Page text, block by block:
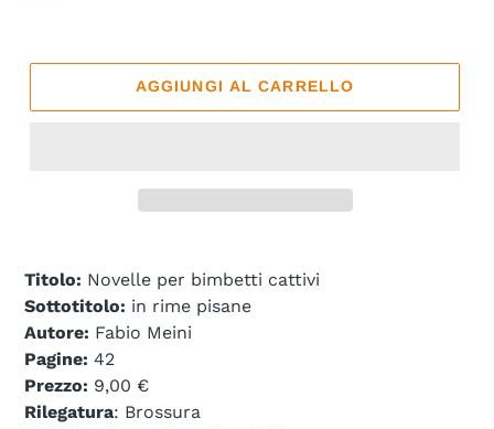
AGGIUNGI AL CARRELLO
Titolo: Novelle per bimbetti cattivi
Sottotitolo: in rime pisane
Autore: Fabio Meini
Pagine: 42
Prezzo: 9,00 €
Rilegatura: Brossura